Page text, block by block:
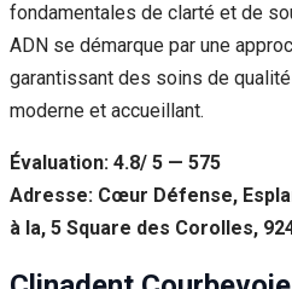
fondamentales de clarté et de
ADN se démarque par une
garantissant des soins de
moderne et accueillant.
Évaluation: 4.8/ 5 — 575
Adresse: Cœur Défense,
à la, 5 Square des Corolles,